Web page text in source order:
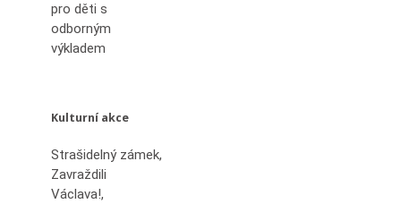
pro děti s
odborným
výkladem
Kulturní akce
Strašidelný zámek,
Zavraždili
Václava!,